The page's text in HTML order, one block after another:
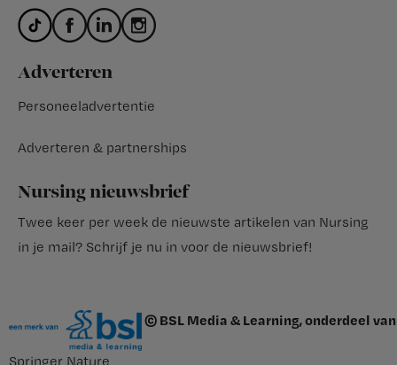
Adverteren
Personeeladvertentie
Adverteren & partnerships
Nursing nieuwsbrief
Twee keer per week de nieuwste artikelen van Nursing
in je mail? Schrijf je nu in voor de nieuwsbrief!
© BSL Media & Learning, onderdeel van
Springer Nature